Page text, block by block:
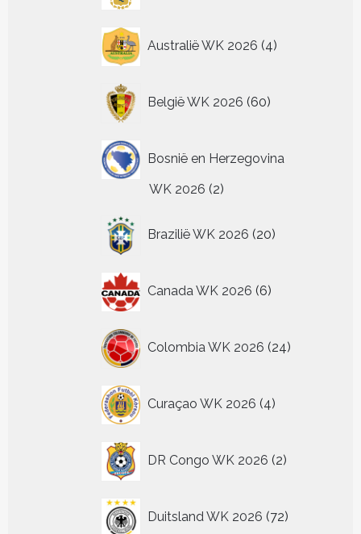
Australië WK 2026 4
producten
België WK 2026 60
producten
Bosnië en Herzegovina
WK 2026 22
Brazilië WK 2026 20
producten
Canada WK 2026 6
producten
Colombia WK 2026 24
producten
Curaçao WK 2026 4
producten
DR Congo WK 2026 2
producten
Duitsland WK 2026 72
producten